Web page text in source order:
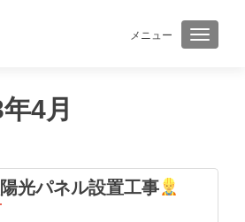
メニュー ナビゲ
4月
光パネル設置工事